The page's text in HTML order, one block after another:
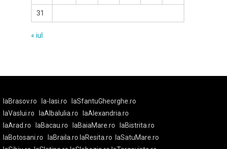
31
« iul.
laBrasov.ro la-Iasi.ro
laSfantuGheorghe.ro
laVaslui.ro
laAlbaIulia.ro
laAlexandria.ro
laArad.ro
laBacau.ro laBaiaMare.ro
laBistrita.ro
laBotosani.ro
laBraila.ro laResita.ro
laSatuMare.ro